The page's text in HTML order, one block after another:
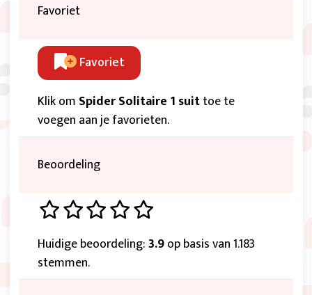
Favoriet
Favoriet
Klik om Spider Solitaire 1 suittoe te
voegen aan je favorieten.
Beoordeling
Huidige beoordeling:3.9op basis van 1.183
stemmen.